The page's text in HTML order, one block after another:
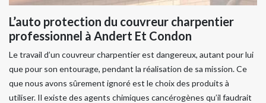
L’auto protection du couvreur charpentier
professionnel à Andert Et Condon
Le travail d’un couvreur charpentier est dangereux, autant pour lui
que pour son entourage, pendant la réalisation de sa mission. Ce
que nous avons sûrement ignoré est le choix des produits à
utiliser. Il existe des agents chimiques cancérogènes qu’il faudrait